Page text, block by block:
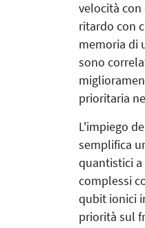
velocità con
ritardo con
memoria di
sono
prioritaria
L'impiego
semplifica
quantistici
complessi
qubit ionici
priorità sul